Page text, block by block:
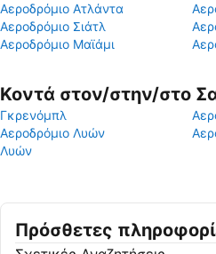
Αεροδρόμιο Ατλάντα
Αεροδρόμιο Σιάτλ
Αεροδρόμιο Μαϊάμι
Κοντά στον/στην/στο
Γκρενόμπλ
Αεροδρόμιο Λυών
Λυών
Πρόσθετες